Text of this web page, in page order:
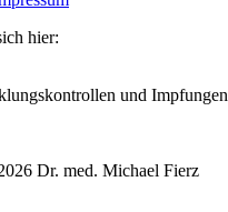
hier:
und Impfungen
Dr. med. Michael Fierz